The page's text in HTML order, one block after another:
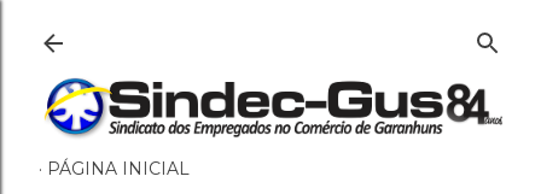
PÁGINA INICIAL